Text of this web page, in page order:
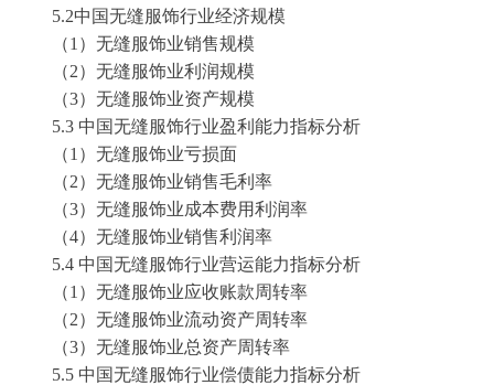
5.2中国无缝服饰行业经济规模
（1）无缝服饰业销售规模
（2）无缝服饰业利润规模
（3）无缝服饰业资产规模
5.3 中国无缝服饰行业盈利能力指标分析
（1）无缝服饰业亏损面
（2）无缝服饰业销售毛利率
（3）无缝服饰业成本费用利润率
（4）无缝服饰业销售利润率
5.4 中国无缝服饰行业营运能力指标分析
（1）无缝服饰业应收账款周转率
（2）无缝服饰业流动资产周转率
（3）无缝服饰业总资产周转率
5.5 中国无缝服饰行业偿债能力指标分析